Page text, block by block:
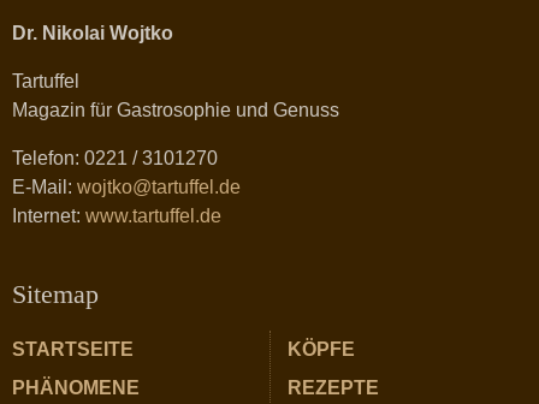
Dr. Nikolai Wojtko
Tartuffel
Magazin für Gastrosophie und Genuss
Telefon: 0221 / 3101270
E-Mail: wojtko@tartuffel.de
Internet: www.tartuffel.de
Sitemap
STARTSEITE
PHÄNOMENE
KÖPFE
REZEPTE